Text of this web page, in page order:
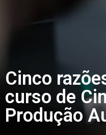
Cinco
curso de
Produção